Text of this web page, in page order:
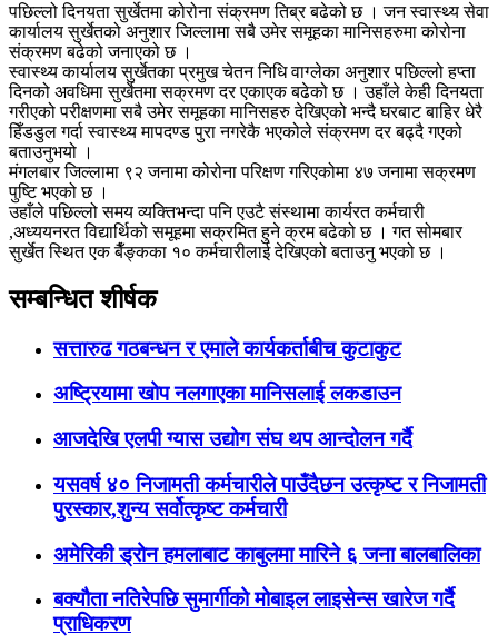
पछिल्लो दिनयता सुर्खेतमा कोरोना संक्रमण तिब्र बढेको छ । जन स्वास्थ्य सेवा
कार्यालय सुर्खेतको अनुशार जिल्लामा सबै उमेर समूहका मानिसहरुमा कोरोना
संक्रमण बढेको जनाएको छ ।
स्वास्थ्य कार्यालय सुर्खेतका प्रमुख चेतन निधि वाग्लेका अनुशार पछिल्लो हप्ता
दिनको अवधिमा सुर्खेतमा सक्रमण दर एकाएक बढेको छ । उहाँले केही दिनयता
गरीएको परीक्षणमा सबै उमेर समूहका मानिसहरु देखिएको भन्दै घरबाट बाहिर धेरै
हिँडडुल गर्दा स्वास्थ्य मापदण्ड पुरा नगरेकै भएकोले संक्रमण दर बढ्दै गएको
बताउनुभयो ।
मंगलबार जिल्लामा ९२ जनामा कोरोना परिक्षण गरिएकोमा ४७ जनामा सक्रमण
पुष्टि भएको छ ।
उहाँले पछिल्लो समय व्यक्तिभन्दा पनि एउटै संस्थामा कार्यरत कर्मचारी
,अध्ययनरत विद्यार्थिको समूहमा सक्रमित हुने क्रम बढेको छ । गत सोमबार
सुर्खेत स्थित एक बैँङ्कका १० कर्मचारीलाई देखिएको बताउनु भएको छ ।
सम्बन्धित शीर्षक
सत्तारुढ गठबन्धन र एमाले कार्यकर्ताबीच कुटाकुट
अष्ट्रियामा खोप नलगाएका मानिसलाई लकडाउन
आजदेखि एलपी ग्यास उद्योग संघ थप आन्दोलन गर्दै
यसवर्ष ४० निजामती कर्मचारीले पाउँदैछन उत्कृष्ट र निजामती
पुरस्कार,शुन्य सर्वोत्कृष्ट कर्मचारी
अमेरिकी ड्रोन हमलाबाट काबुलमा मारिने ६ जना बालबालिका
बक्यौता नतिरेपछि सुमार्गीको मोबाइल लाइसेन्स खारेज गर्दै
प्राधिकरण